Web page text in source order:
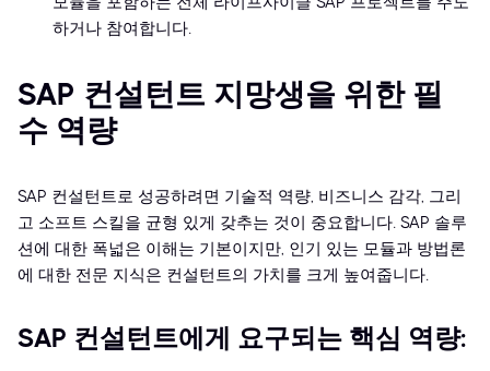
하거나 참여합니다.
SAP 컨설턴트 지망생을 위한 필
수 역량
SAP 컨설턴트로 성공하려면 기술적 역량, 비즈니스 감각, 그리
고 소프트 스킬을 균형 있게 갖추는 것이 중요합니다. SAP 솔루
션에 대한 폭넓은 이해는 기본이지만, 인기 있는 모듈과 방법론
에 대한 전문 지식은 컨설턴트의 가치를 크게 높여줍니다.
SAP 컨설턴트에게 요구되는 핵심 역량: